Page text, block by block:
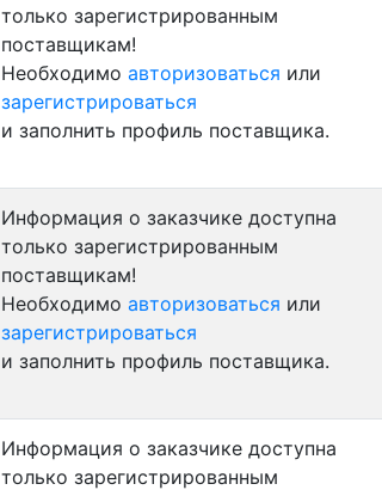
только зарегистрированным
поставщикам!
Необходимо авторизоваться или
зарегистрироваться
и заполнить профиль поставщика.
Информация о заказчике доступна
только зарегистрированным
поставщикам!
Необходимо авторизоваться или
зарегистрироваться
и заполнить профиль поставщика.
Информация о заказчике доступна
только зарегистрированным